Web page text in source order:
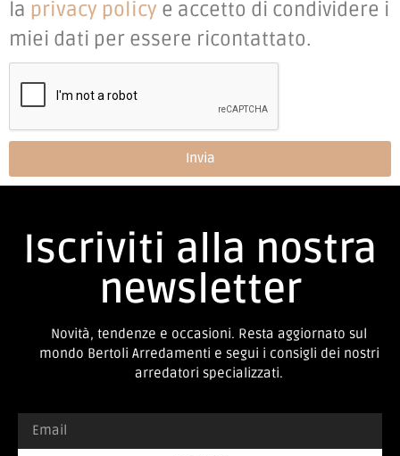
la privacy policy e accetto di condividere i
miei dati per essere ricontattato.
Invia
Iscriviti alla nostra
newsletter
Novità, tendenze e occasioni. Resta aggiornato sul
mondo Bertoli Arredamenti e segui i consigli dei nostri
arredatori specializzati.